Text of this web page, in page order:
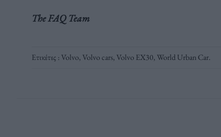
The FAQ Team
Ετικέτες :Volvo,Volvo cars,Volvo EX30,World Urban Car.